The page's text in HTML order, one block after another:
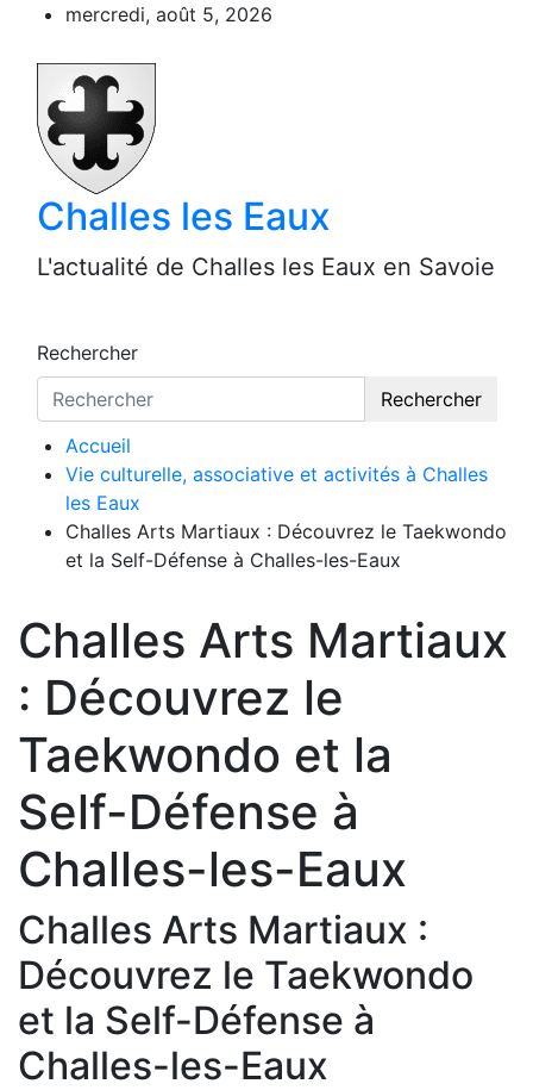
contenu
mercredi, août 5, 2026
Challes les Eaux
L'actualité de Challes les Eaux en Savoie
Rechercher
Rechercher
Accueil
Vie culturelle, associative et activités à Challes
les Eaux
Challes Arts Martiaux : Découvrez le Taekwondo
et la Self-Défense à Challes-les-Eaux
Challes Arts Martiaux
: Découvrez le
Taekwondo et la
Self-Défense à
Challes-les-Eaux
Challes Arts Martiaux :
Découvrez le Taekwondo
et la Self-Défense à
Challes-les-Eaux